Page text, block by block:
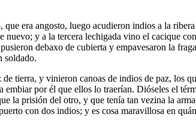
era angosto, luego acudieron indios a la
y a la tercera lechigada vino el cacique
debaxo de cubierta y empavesaron la
soldado.
tierra, y vinieron canoas de indios de paz, los
por él que ellos lo traerían. Dióseles el
la prisión del otro, y que tenía tan vezina la
con dos indios; y es cosa maravillosa en